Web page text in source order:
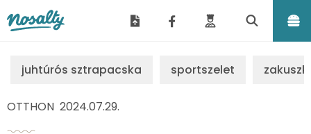
juhtúrós sztrapacska sportszelet
OTTHON 2024.07.29.